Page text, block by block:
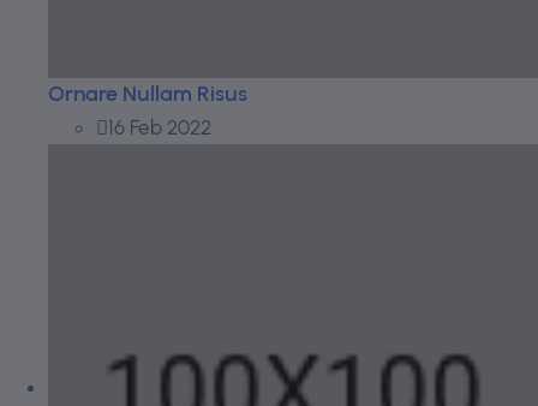
Ornare Nullam Risus
16 Feb 2022